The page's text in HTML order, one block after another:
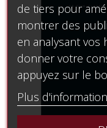
de tiers pour
montrer des
en analysant vos
donner votre
appuyez sur le
Plus